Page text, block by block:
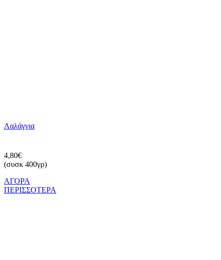
Λαλάγγια
4,80€
(συσκ 400γρ)
ΑΓΟΡΑ
ΠΕΡΙΣΣΟΤΕΡΑ